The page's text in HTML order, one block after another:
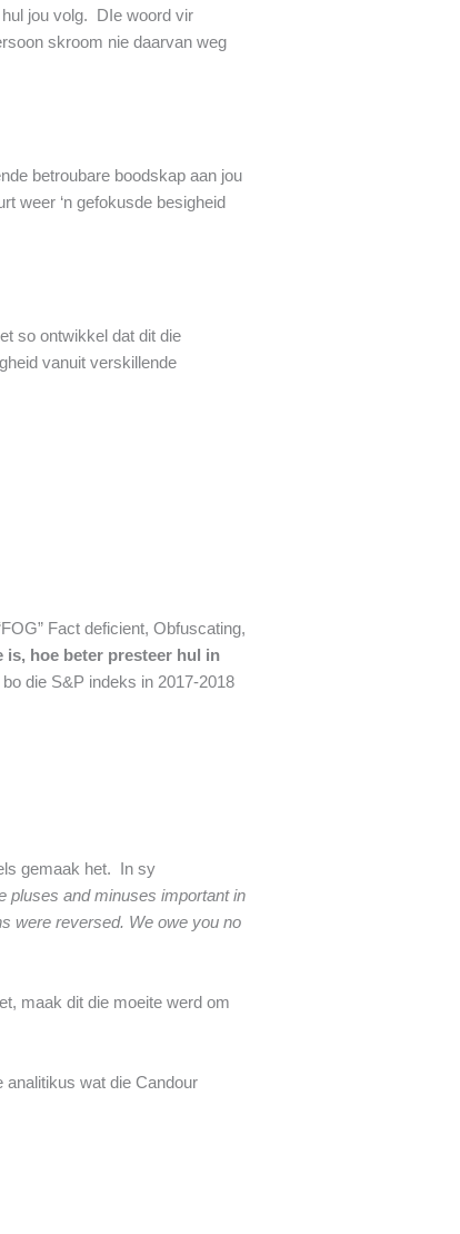
jou volg. DIe woord vir
skroom nie daarvan weg
betroubare boodskap aan jou
weer ‘n gefokusde besigheid
so ontwikkel dat dit die
vanuit verskillende
Fact deficient, Obfuscating,
is, hoe beter presteer hul in
die S&P indeks in 2017-2018
gemaak het. In sy
pluses and minuses important in
were reversed. We owe you no
maak dit die moeite werd om
analitikus wat die Candour